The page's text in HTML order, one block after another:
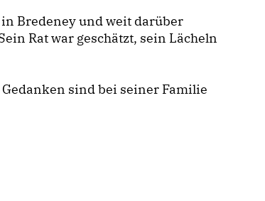
Bredeney und weit darüber
Rat war geschätzt, sein Lächeln
sind bei seiner Familie